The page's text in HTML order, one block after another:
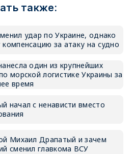
также:
удар по Украине, однако
компенсацию за атаку на судно
один из крупнейших
морской логистике Украины за
время
начал с ненависти вместо
Михаил Драпатый и зачем
сменил главкома ВСУ